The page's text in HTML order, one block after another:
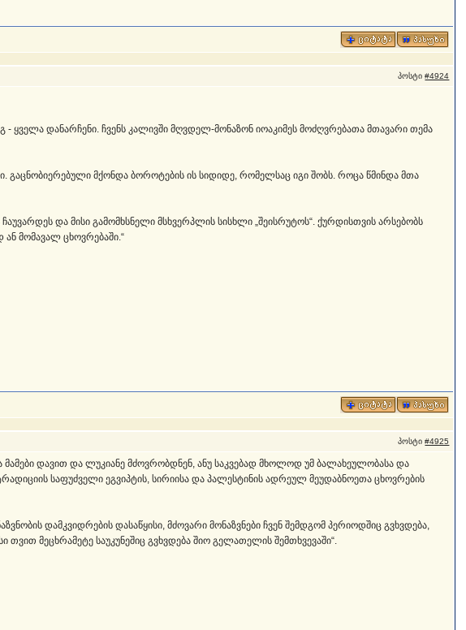
პოსტი#4924
- ყველა დანარჩენი. ჩვენს კალივში მღვდელ-მონაზონ იოაკიმეს მოძღვრებათა მთავარი თემა
გაცნობიერებული მქონდა ბოროტების ის სიდიდე, რომელსაც იგი შობს. როცა წმინდა მთა
და მისი გამომხსნელი მსხვერპლის სისხლი „შეისრუტოს“. ქურდისთვის არსებობს
მომავალ ცხოვრებაში.“
პოსტი#4925
მამები დავით და ლუკიანე მძოვრობდნენ, ანუ საკვებად მხოლოდ უმ ბალახეულობასა და
საფუძველი ეგვიპტის, სირიისა და პალესტინის ადრეულ მეუდაბნოეთა ცხოვრების
დამკვიდრების დასაწყისი, მძოვარი მონაზვნები ჩვენ შემდგომ პერიოდშიც გვხვდება,
მეცხრამეტე საუკუნეშიც გვხვდება შიო გელათელის შემთხვევაში“.